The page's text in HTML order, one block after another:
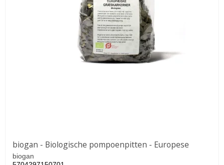
biogan - Biologische pompoenpitten - Europese
biogan